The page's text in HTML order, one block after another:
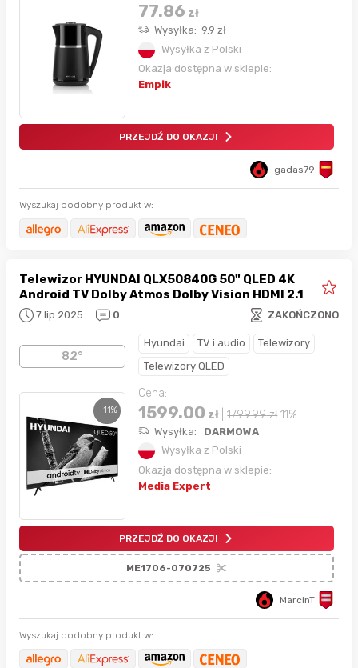
77.86 zł
Wysyłka: 9.9 zł
Wysyłka z Polski
Okazja dostępna w sklepie:
Empik
PRZEJDŹ DO OKAZJI
gadas79
Wyszukaj podobny produkt w:
Telewizor HYUNDAI QLX50840G 50" QLED 4K
Android TV Dolby Atmos Dolby Vision HDMI 2.1
7 lip 2025 0 ZAKOŃCZONO
82°
Hyundai TV i audio
Telewizory
Telewizory QLED
- 11%
Cena:
1599.00 zł 1799.99zł 11%
Wysyłka:
DARMOWA
Wysyłka z Polski
Okazja dostępna w sklepie:
Media Expert
PRZEJDŹ DO OKAZJI
ME1706-070725
MarcinT
Wyszukaj podobny produkt w: